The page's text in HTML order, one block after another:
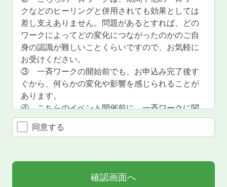
付
•ご注文いただいた商品・サービスの発送
•セミナー情報、各種商品・サービスに関する情報
提供
個人情報の第三者への開示・提供の禁止
当社は、お客さまよりお預かりした個人情報を適
切に管理し、次のいずれかに該当する場合を除
き、個人情報を第三者に開示いたしません。
•お客さまの同意がある場合
•お客さまが希望されるサービスを行なうために当
社が業務を委託する業者に対して開示する場合
•人の生命、身体または財産の保護のために必要が
あると弊社が判断した場合
クなどのヒーリングと併用されても効果としては
差し支えありません。問題があるとすれば、どの
ワークによってどの変化につながったのかのご自
身の認識が難しいことくらいですので、お気軽に
お受けください。
③ 一斉ワークの開始前でも、お申込み完了後す
ぐから、何らかの変化や影響を感じられることが
あります。
④ こちらのイベント開催前に、一斉ワークに関
するご質問・個人的な事柄に関わるご相談にはご
回答致しかねます。何卒ご了承いただけますよう
感じる場合は、お申込みを御控え下さるようお願
同意する